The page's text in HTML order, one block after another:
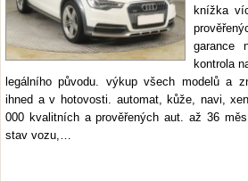
knížka
garance
kontrola
legálního původu. výkup všech modelů a
ihned a v hotovosti. automat, kůže, navi,
000 kvalitních a prověřených aut. až 36
stav vozu,…